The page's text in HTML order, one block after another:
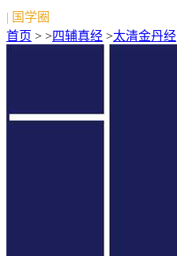
| 国学圈
首页 > >四辅真经 >太清金丹经